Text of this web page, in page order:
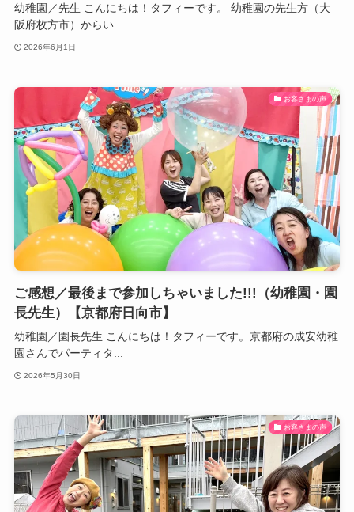
幼稚園／先生 こんにちは！タフィーです。 幼稚園の先生方（大
阪府枚方市）からい...
2026年6月1日
お客さまの声
ご感想／最後まで参加しちゃいました!!!（幼稚園・園
長先生）【京都府日向市】
幼稚園／園長先生 こんにちは！タフィーです。京都府の成安幼稚
園さんでパーティタ...
2026年5月30日
お客さまの声